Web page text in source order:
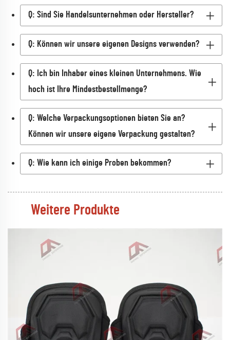
Q: Sind Sie Handelsunternehmen oder Hersteller?
Q: Können wir unsere eigenen Designs verwenden?
Q: Ich bin Inhaber eines kleinen Unternehmens. Wie
hoch ist Ihre Mindestbestellmenge?
Q: Welche Verpackungsoptionen bieten Sie an?
Können wir unsere eigene Verpackung gestalten?
Q: Wie kann ich einige Proben bekommen?
Weitere Produkte